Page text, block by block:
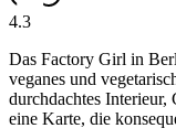
4.3
Das Factory Girl in
veganes und
durchdachtes Interieur,
eine Karte, die